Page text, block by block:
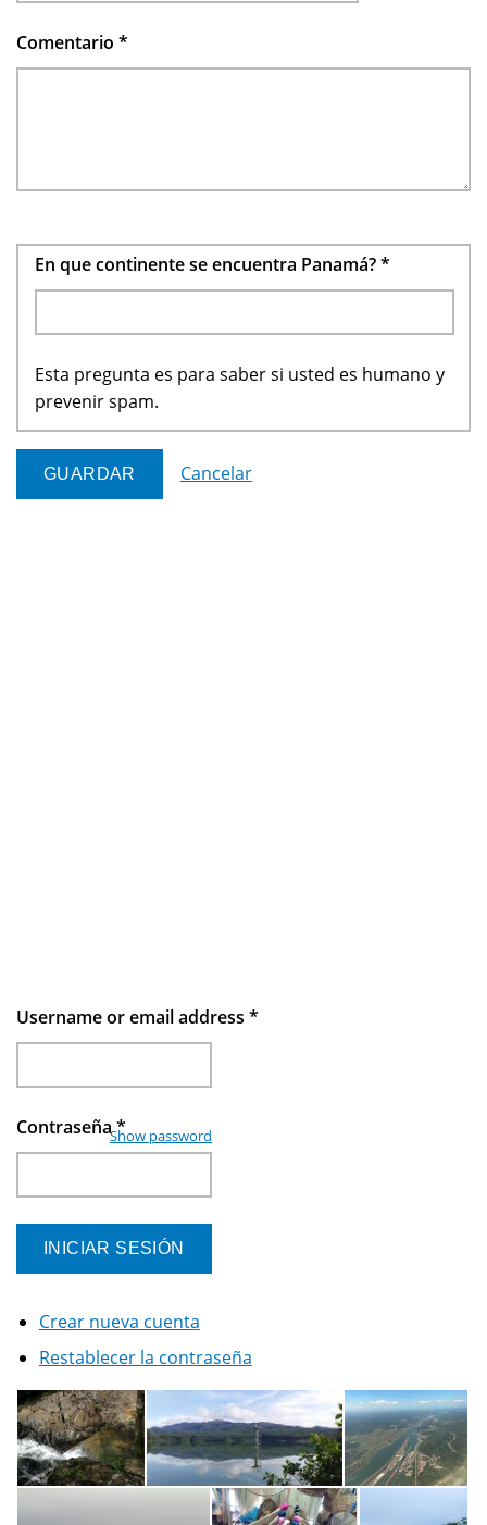
Comentario *
En que continente se encuentra Panamá?*
Esta pregunta es para saber si usted es humano y
prevenir spam.
Cancelar
Username or email address *
Contraseña*
Show password
Crear nueva cuenta
Restablecer la contraseña